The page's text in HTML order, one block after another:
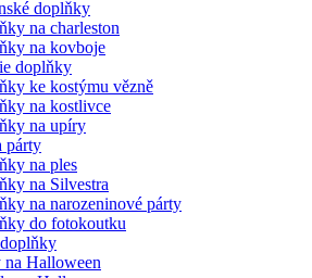
doplňky
na charleston
na kovboje
doplňky
ke kostýmu vězně
na kostlivce
na upíry
párty
na ples
na Silvestra
na narozeninové párty
do fotokoutku
na Halloween